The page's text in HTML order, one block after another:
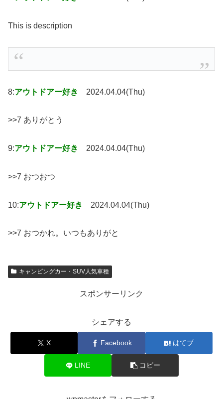
This is description
8:アウトドアー好き 2024.04.04(Thu)
>>7 ありがとう
9:アウトドアー好き 2024.04.04(Thu)
>>7 おつおつ
10:アウトドアー好き 2024.04.04(Thu)
>>7 おつかれ。いつもありがと
キャンピングカー・SUV人気車種
スポンサーリンク
シェアする
X Facebook はてブ
LINE コピー